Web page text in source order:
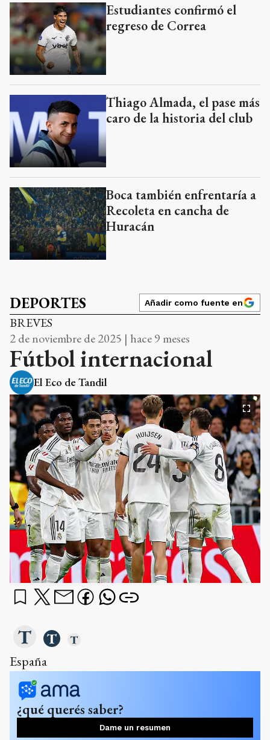
Estudiantes confirmó el
regreso de Correa
Thiago Almada, el pase más
caro de la historia del club
Boca también enfrentaría a
Recoleta en cancha de
Huracán
DEPORTES Añadir como fuente en
BREVES
2 de noviembre de 2025 | hace 9 meses
Fútbol internacional
El Eco de Tandil
España
¿qué querés saber?
Dame un resumen